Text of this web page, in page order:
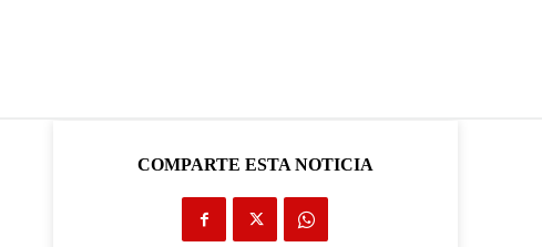
COMPARTE ESTA NOTICIA